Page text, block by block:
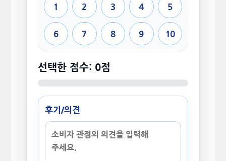
1 2 3 4 5
6 7 8 9 10
선택한 점수: 0점
후기/의견